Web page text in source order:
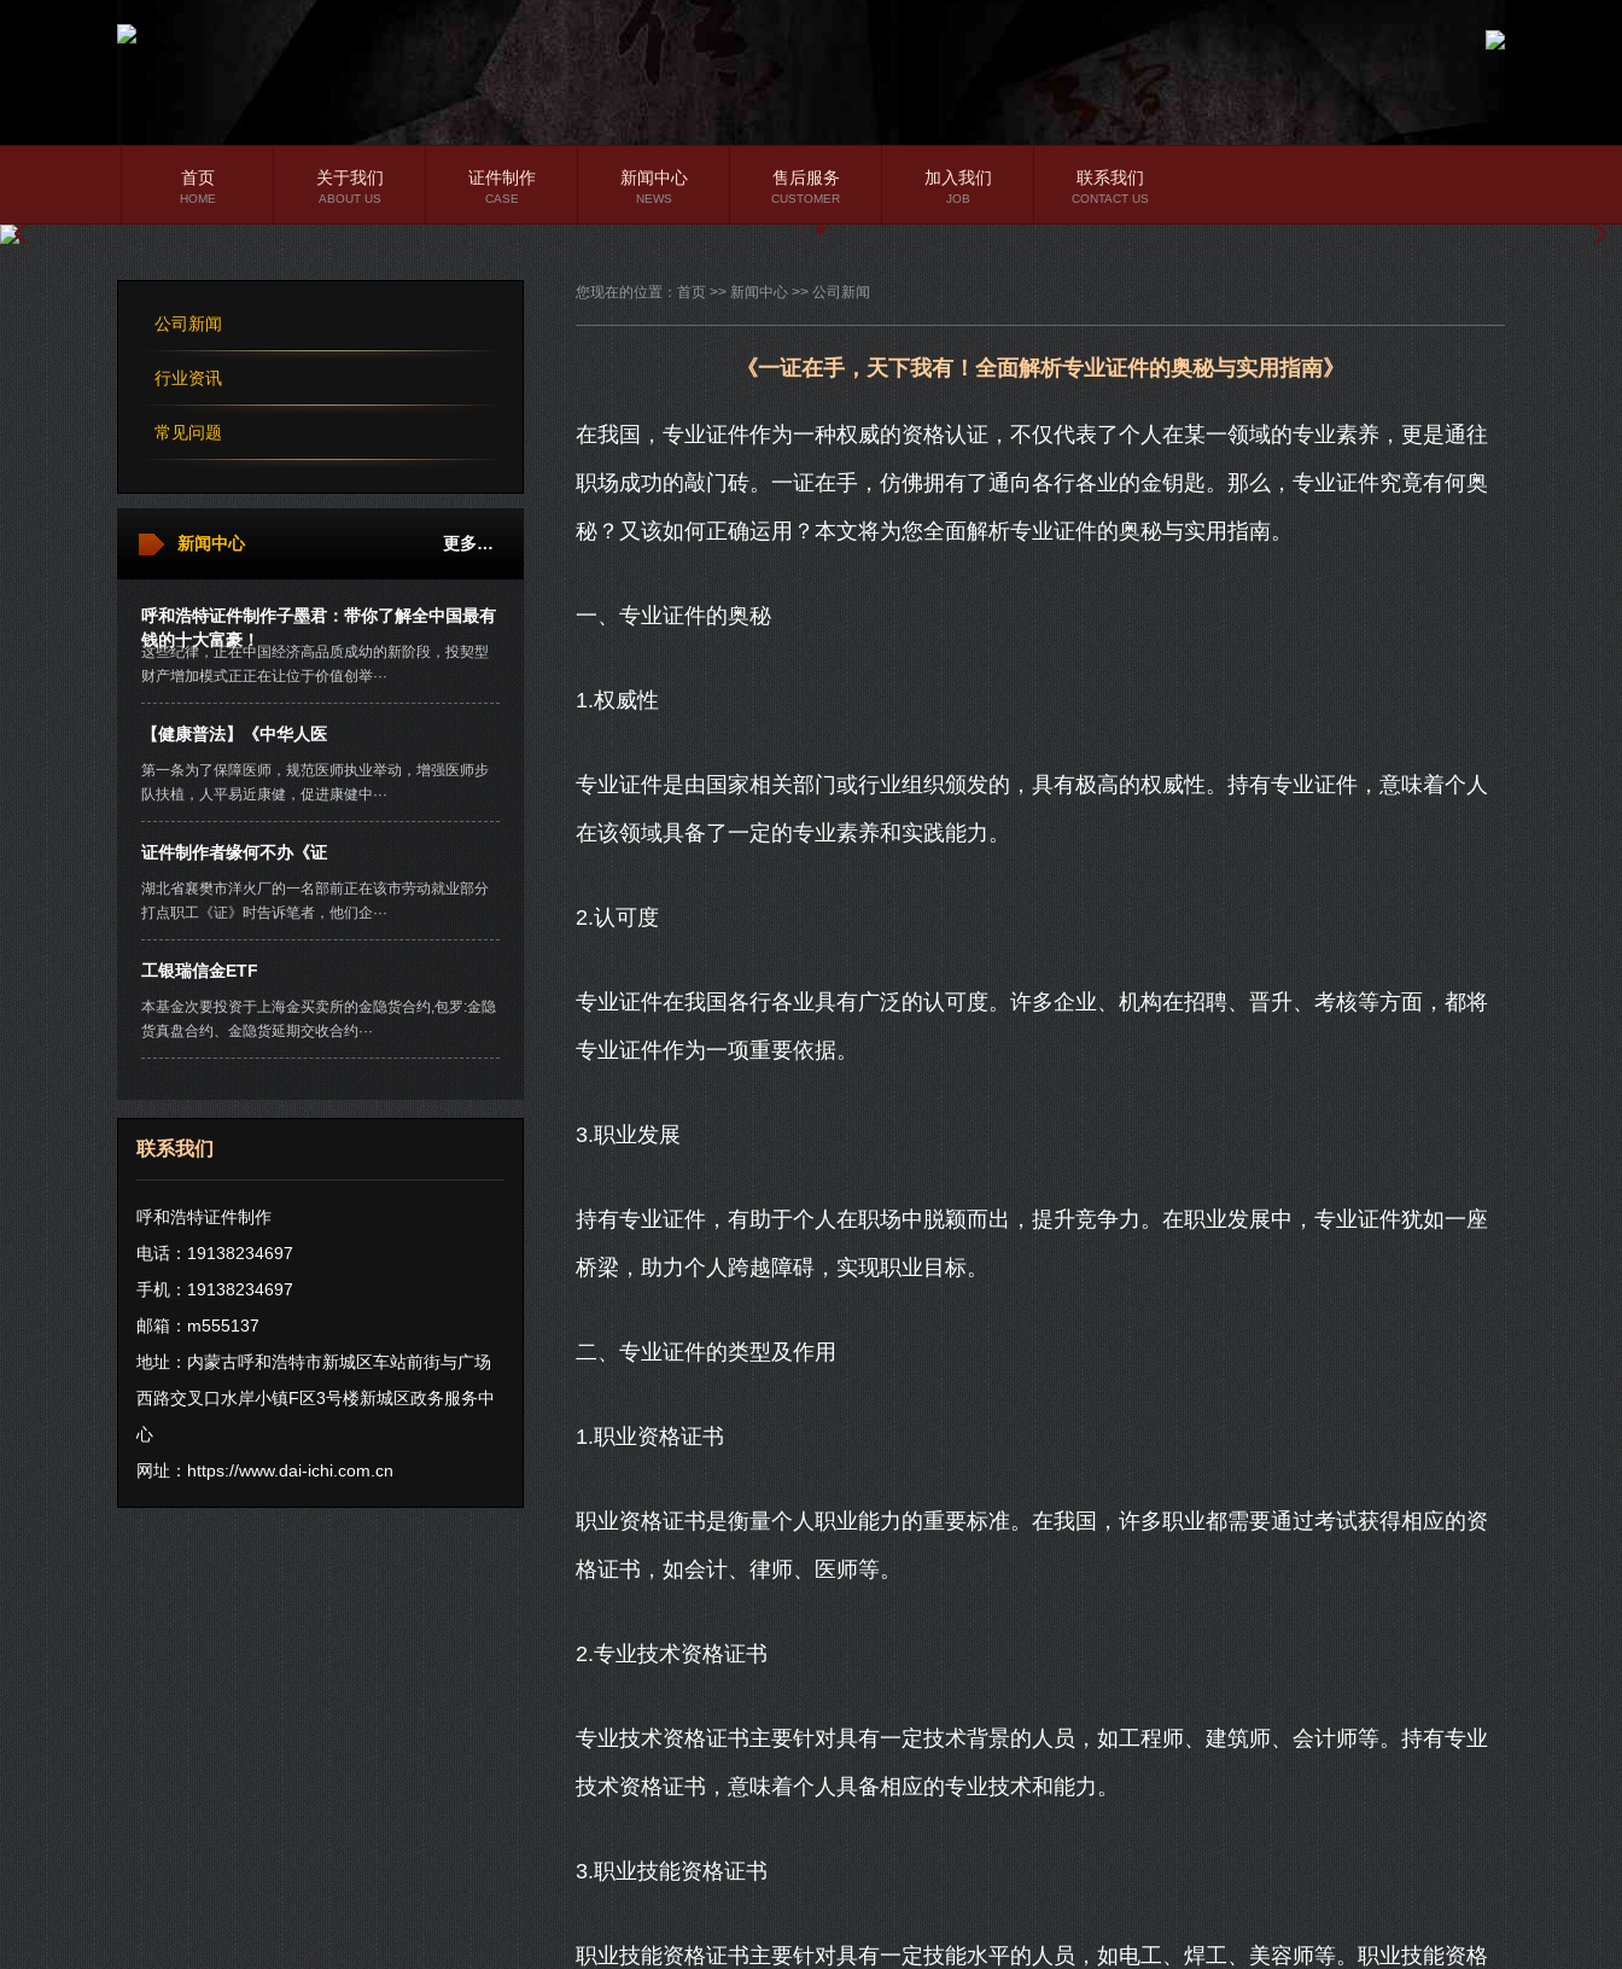
行业资讯
常见问题
首页
HOME
关于我们
ABOUT US
证件制作
CASE
新闻中心
NEWS
售后服务
CUSTOMER
加入我们
JOB
联系我们
CONTACT US
公司新闻
行业资讯
常见问题
更多…
新闻中心
呼和浩特证件制作子墨君：带你了解全中国最有
钱的十大富豪！
这些纪律，正在中国经济高品质成幼的新阶段，投契型
财产增加模式正正在让位于价值创举···
【健康普法】《中华人医
第一条为了保障医师，规范医师执业举动，增强医师步
队扶植，人平易近康健，促进康健中···
证件制作者缘何不办《证
湖北省襄樊市洋火厂的一名部前正在该市劳动就业部分
打点职工《证》时告诉笔者，他们企···
工银瑞信金ETF
本基金次要投资于上海金买卖所的金隐货合约,包罗:金隐
货真盘合约、金隐货延期交收合约···
联系我们
呼和浩特证件制作
电话：19138234697
手机：19138234697
邮箱：m555137
地址：内蒙古呼和浩特市新城区车站前街与广场
西路交叉口水岸小镇F区3号楼新城区政务服务中
心
网址： https://www.dai-ichi.com.cn
您现在的位置： 首页 >> 新闻中心 >> 公司新闻
《一证在手，天下我有！全面解析专业证件的奥秘与实用指南》
在我国，专业证件作为一种权威的资格认证，不仅代表了个人在某一领域的专业素养，更是通往
职场成功的敲门砖。一证在手，仿佛拥有了通向各行各业的金钥匙。那么，专业证件究竟有何奥
秘？又该如何正确运用？本文将为您全面解析专业证件的奥秘与实用指南。
一、专业证件的奥秘
1.权威性
专业证件是由国家相关部门或行业组织颁发的，具有极高的权威性。持有专业证件，意味着个人
在该领域具备了一定的专业素养和实践能力。
2.认可度
专业证件在我国各行各业具有广泛的认可度。许多企业、机构在招聘、晋升、考核等方面，都将
专业证件作为一项重要依据。
3.职业发展
持有专业证件，有助于个人在职场中脱颖而出，提升竞争力。在职业发展中，专业证件犹如一座
桥梁，助力个人跨越障碍，实现职业目标。
二、专业证件的类型及作用
1.职业资格证书
职业资格证书是衡量个人职业能力的重要标准。在我国，许多职业都需要通过考试获得相应的资
格证书，如会计、律师、医师等。
2.专业技术资格证书
专业技术资格证书主要针对具有一定技术背景的人员，如工程师、建筑师、会计师等。持有专业
技术资格证书，意味着个人具备相应的专业技术和能力。
3.职业技能资格证书
职业技能资格证书主要针对具有一定技能水平的人员，如电工、焊工、美容师等。职业技能资格